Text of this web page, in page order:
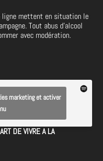
ligne mettent en situation le
Tout abus d’alcool
avec modération.
marketing et activer
ART DE VIVRE A LA